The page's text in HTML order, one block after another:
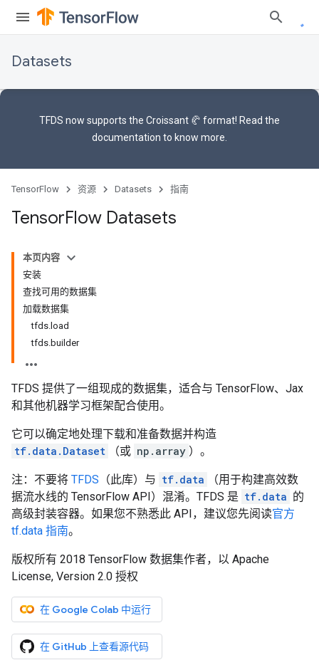
Datasets
TFDS now supports the Croissant 🥐 format! Read the
documentation to know more.
TensorFlow 资源 Datasets 指南
TensorFlow Datasets
本页内容
安装
查找可用的数据集
加载数据集
tfds.load
tfds.builder
TFDS 提供了一组现成的数据集，适合与 TensorFlow、Jax
和其他机器学习框架配合使用。
它可以确定地处理下载和准备数据并构造
tf.data.Dataset
（或 np.array ）。
注：不要将 TFDS （此库）与 tf.data
（用于构建高效数
据流水线的 TensorFlow API）混淆。TFDS 是 tf.data 的
高级封装容器。如果您不熟悉此 API，建议您先阅读官方
tf.data 指南。
版权所有 2018 TensorFlow 数据集作者，以 Apache
License, Version 2.0 授权
在 Google Colab 中运行
在 GitHub 上查看源代码